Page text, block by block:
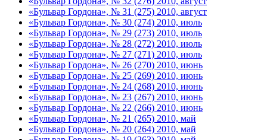
«Бульвар Гордона», № 31 (275) 2010, август
«Бульвар Гордона», № 30 (274) 2010, июль
«Бульвар Гордона», № 29 (273) 2010, июль
«Бульвар Гордона», № 28 (272) 2010, июль
«Бульвар Гордона», № 27 (271) 2010, июль
«Бульвар Гордона», № 26 (270) 2010, июнь
«Бульвар Гордона», № 25 (269) 2010, июнь
«Бульвар Гордона», № 24 (268) 2010, июнь
«Бульвар Гордона», № 23 (267) 2010, июнь
«Бульвар Гордона», № 22 (266) 2010, июнь
«Бульвар Гордона», № 21 (265) 2010, май
«Бульвар Гордона», № 20 (264) 2010, май